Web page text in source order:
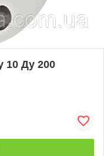
10 Ду 200